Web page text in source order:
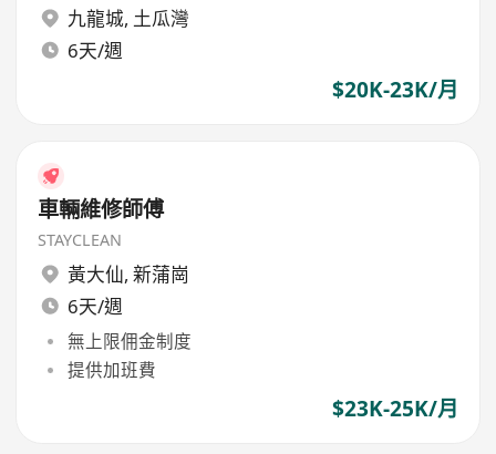
九龍城, 土瓜灣
6天/週
$20K-23K/月
車輛維修師傅
STAYCLEAN
黃大仙, 新蒲崗
6天/週
無上限佣金制度
提供加班費
$23K-25K/月